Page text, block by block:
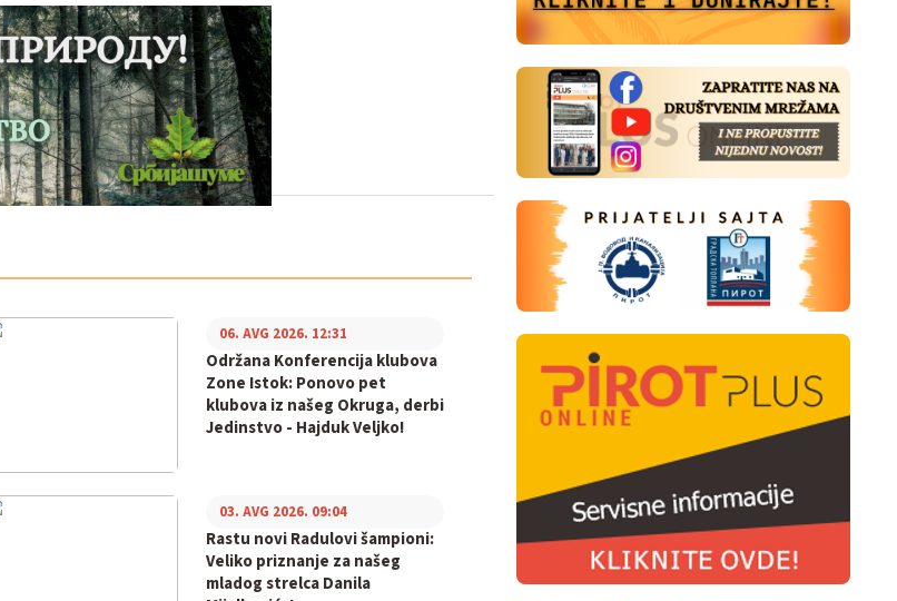
Održana Konferencija klubova
Zone Istok: Ponovo pet
klubova iz našeg Okruga, derbi
Jedinstvo - Hajduk Veljko!
06. AVG 2026. 12:31
Rastu novi Radulovi šampioni:
Veliko priznanje za našeg
mladog strelca Danila
03. AVG 2026. 09:04